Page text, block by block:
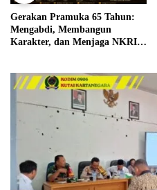
Gerakan Pramuka 65 Tahun:
Mengabdi, Membangun
Karakter, dan Menjaga NKRI